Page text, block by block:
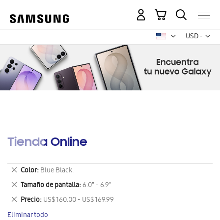
USD -
dólar
Mi carrito
Tienda Online
Color Blue Black.
Eliminar
este
artículo
Tamaño de pantalla 6.0" - 6.9"
Eliminar
este
artículo
Precio US$ 160.00 - US$ 169.99
Eliminar
este
Eliminar todo